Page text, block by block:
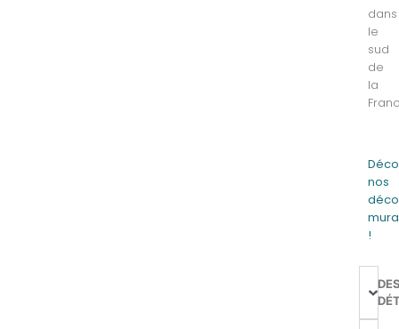
dans
le
sud
de
la
nos
!